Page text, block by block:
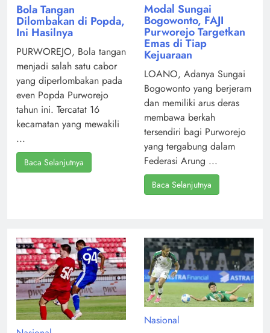
Bola Tangan
Dilombakan di Popda,
Ini Hasilnya
PURWOREJO, Bola tangan
menjadi salah satu cabor
yang diperlombakan pada
even Popda Purworejo
tahun ini. Tercatat 16
kecamatan yang mewakili
...
Baca Selanjutnya
Modal Sungai
Bogowonto, FAJI
Purworejo Targetkan
Emas di Tiap
Kejuaraan
LOANO, Adanya Sungai
Bogowonto yang berjeram
dan memiliki arus deras
membawa berkah
tersendiri bagi Purworejo
yang tergabung dalam
Federasi Arung ...
Baca Selanjutnya
Nasional